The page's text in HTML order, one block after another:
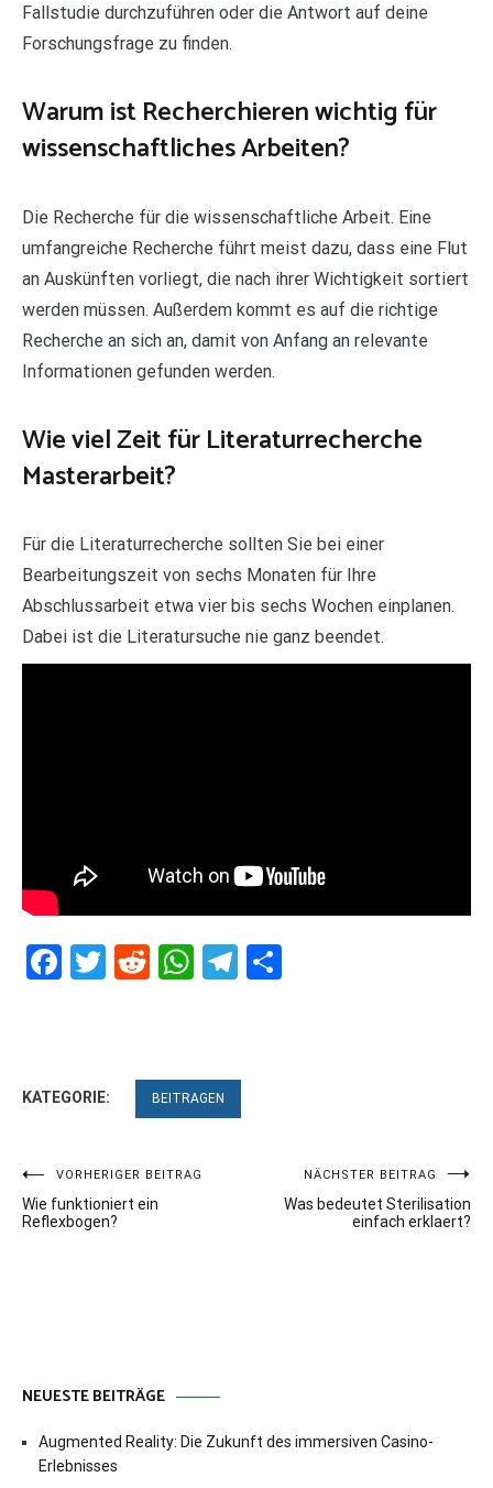
Fallstudie durchzuführen oder die Antwort auf deine
Forschungsfrage zu finden.
Warum ist Recherchieren wichtig für
wissenschaftliches Arbeiten?
Die Recherche für die wissenschaftliche Arbeit. Eine
umfangreiche Recherche führt meist dazu, dass eine Flut
an Auskünften vorliegt, die nach ihrer Wichtigkeit sortiert
werden müssen. Außerdem kommt es auf die richtige
Recherche an sich an, damit von Anfang an relevante
Informationen gefunden werden.
Wie viel Zeit für Literaturrecherche
Masterarbeit?
Für die Literaturrecherche sollten Sie bei einer
Bearbeitungszeit von sechs Monaten für Ihre
Abschlussarbeit etwa vier bis sechs Wochen einplanen.
Dabei ist die Literatursuche nie ganz beendet.
Facebook
Twitter
RedditWhatsApp
Telegram
KATEGORIE: BEITRAGEN
Beitragsnavigation
VORHERIGER BEITRAG
Wie funktioniert ein
Reflexbogen?
NÄCHSTER BEITRAG
Was bedeutet Sterilisation
einfach erklaert?
NEUESTE BEITRÄGE
Augmented Reality: Die Zukunft des immersiven Casino-
Erlebnisses